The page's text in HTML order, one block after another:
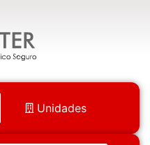
Unidades